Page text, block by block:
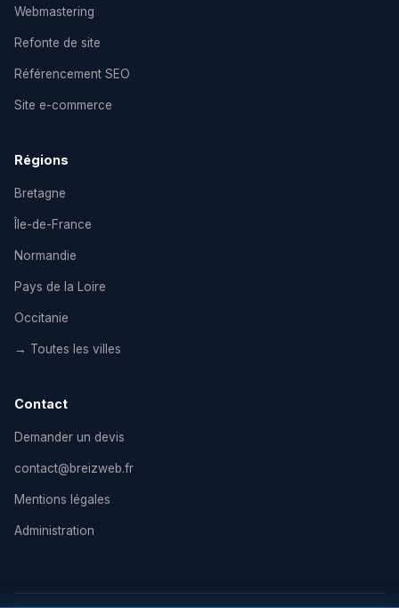
Webmastering
Refonte de site
Référencement SEO
Site e-commerce
Régions
Bretagne
Île-de-France
Normandie
Pays de la Loire
Occitanie
→ Toutes les villes
Contact
Demander un devis
contact@breizweb.fr
Mentions légales
Administration